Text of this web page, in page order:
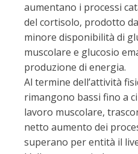
aumentano i processi
del cortisolo, prodotto
minore disponibilità di
muscolare e glucosio
produzione di energia.
Al termine dell’attività
rimangono bassi fino a
lavoro muscolare,
netto aumento dei
superano per entità il